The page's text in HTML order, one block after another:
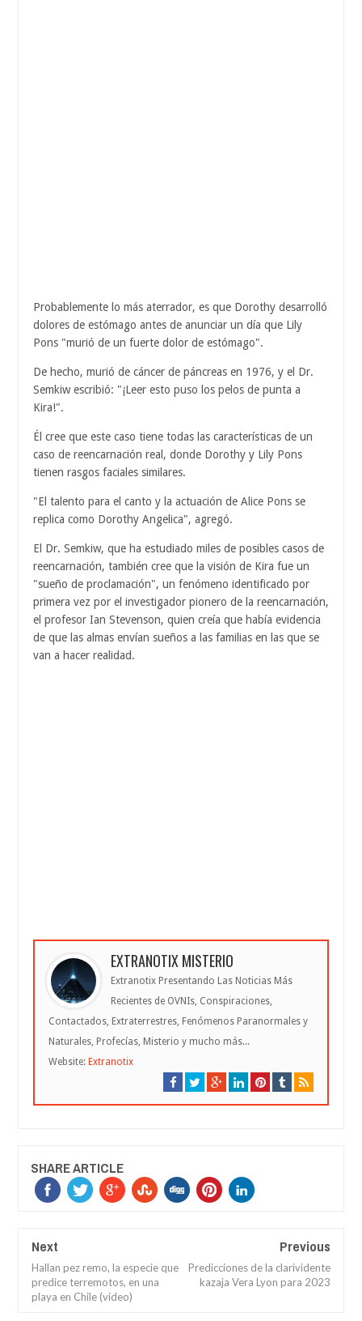
Probablemente lo más aterrador, es que Dorothy desarrolló
dolores de estómago antes de anunciar un día que Lily
Pons "murió de un fuerte dolor de estómago".
De hecho, murió de cáncer de páncreas en 1976, y el Dr.
Semkiw escribió: "¡Leer esto puso los pelos de punta a
Kira!".
Él cree que este caso tiene todas las características de un
caso de reencarnación real, donde Dorothy y Lily Pons
tienen rasgos faciales similares.
"El talento para el canto y la actuación de Alice Pons se
replica como Dorothy Angelica", agregó.
El Dr. Semkiw, que ha estudiado miles de posibles casos de
reencarnación, también cree que la visión de Kira fue un
"sueño de proclamación", un fenómeno identificado por
primera vez por el investigador pionero de la reencarnación,
el profesor Ian Stevenson, quien creía que había evidencia
de que las almas envían sueños a las familias en las que se
van a hacer realidad.
EXTRANOTIX MISTERIO
Extranotix Presentando Las Noticias Más
Recientes de OVNIs, Conspiraciones,
Contactados, Extraterrestres, Fenómenos Paranormales y
Naturales, Profecías, Misterio y mucho más...
Website: Extranotix
SHARE ARTICLE
Next
Hallan pez remo, la especie que
predice terremotos, en una
playa en Chile (vídeo)
Previous
Predicciones de la clarividente
kazaja Vera Lyon para 2023